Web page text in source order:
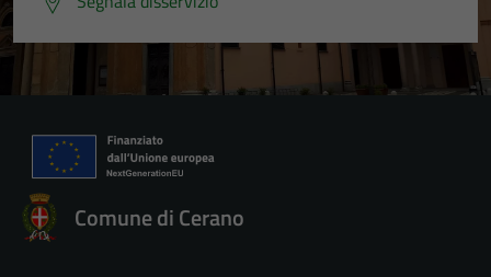
Comune di Cerano